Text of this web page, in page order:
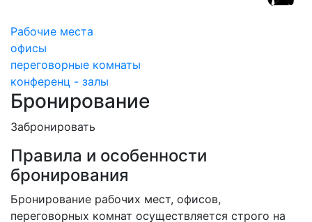
Рабочие места
офисы
переговорные комнаты
конференц - залы
Бронирование
Забронировать
Правила и особенности
бронирования
Бронирование рабочих мест, офисов,
переговорных комнат осуществляется строго на